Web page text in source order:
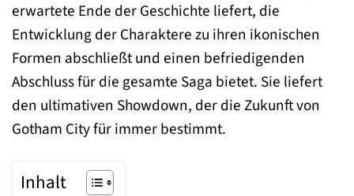
erwartete Ende der Geschichte liefert, die
Entwicklung der Charaktere zu ihren ikonischen
Formen abschließt und einen befriedigenden
Abschluss für die gesamte Saga bietet. Sie liefert
den ultimativen Showdown, der die Zukunft von
Gotham City für immer bestimmt.
Inhalt